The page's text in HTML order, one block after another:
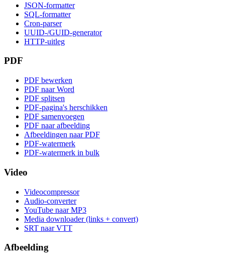
JSON-formatter
SQL-formatter
Cron-parser
UUID-/GUID-generator
HTTP-uitleg
PDF
PDF bewerken
PDF naar Word
PDF splitsen
PDF-pagina's herschikken
PDF samenvoegen
PDF naar afbeelding
Afbeeldingen naar PDF
PDF-watermerk
PDF-watermerk in bulk
Video
Videocompressor
Audio-converter
YouTube naar MP3
Media downloader (links + convert)
SRT naar VTT
Afbeelding